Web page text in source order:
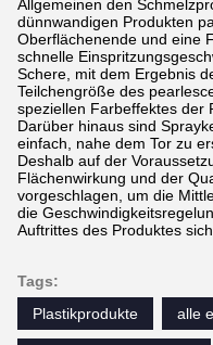
Allgemeinen den
dünnwandigen Produkten
Oberflächenende und eine
schnelle
Schere, mit dem Ergebnis
Teilchengröße des
speziellen Farbeffektes der
Darüber hinaus sind
einfach, nahe dem Tor zu
Deshalb auf der
Flächenwirkung und der
vorgeschlagen, um die
die
Auftrittes des Produktes
Tags:
Plastikprodukte
alle